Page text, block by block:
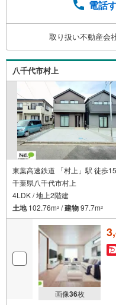
楽々できます。・
のために。・* 千
オにお任せくださ
しの、心強いパー
ます！ご見学やご
にお問合せ下さいま
電話
取り扱い不動産会
八千代市村上
東葉高速鉄道 「村上」駅 徒歩
千葉県八千代市村上
4LDK / 地上2階建
土地102.76m2 /建物97.7m2
画像36枚